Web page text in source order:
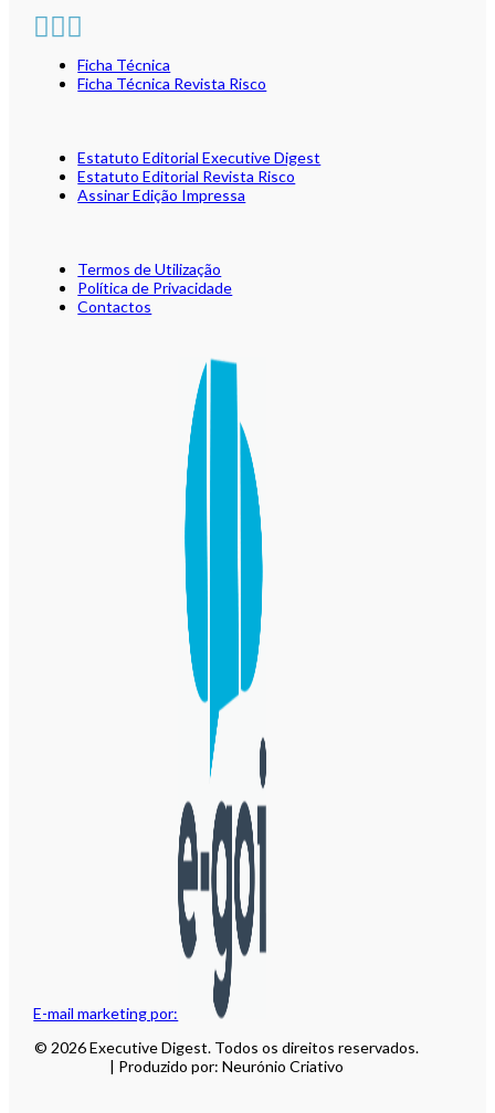
E-mail marketing por:
Ficha Técnica
Ficha Técnica Revista Risco
Estatuto Editorial Executive Digest
Estatuto Editorial Revista Risco
Assinar Edição Impressa
Termos de Utilização
Política de Privacidade
Contactos
© 2026 Executive Digest. Todos os direitos reservados.
| Produzido por: Neurónio Criativo